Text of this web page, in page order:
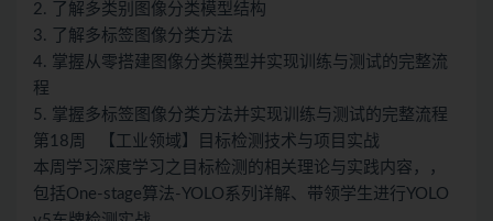
2. 了解多类别图像分类模型结构
3. 了解多标签图像分类方法
4. 掌握从零搭建图像分类模型并实现训练与测试的完整流
程
5. 掌握多标签图像分类方法并实现训练与测试的完整流程
第18周 【工业领域】目标检测技术与项目实战
本周学习深度学习之目标检测的相关理论与实践内容，，
包括One-stage算法-YOLO系列详解、带领学生进行YOLO